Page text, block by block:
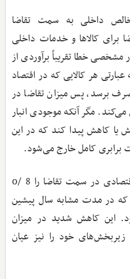
داخلی به سمت تقاضا
برای کالاها و خدمات داخلی
مشخصی خطا تقریباً برآوردی از
هر کالایی که در اقتصاد
برسد، پس میزان تقاضا در
می‌کند. مگر آنکه موجودی انبار
یا کاهش پیدا کند که در این
برابری کامل خارج می‌شود.
آمارهای ۹ ماه ۱۴۰۴ میزان رشد اقتصادی در سمت تقاضا را 8 /0
که در مدت مشابه سال پیشین
بود. این کاهش شدید در میزان
خود را نیز عیان